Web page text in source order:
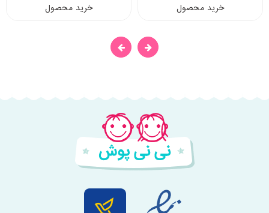
خرید محصول
خرید محصول